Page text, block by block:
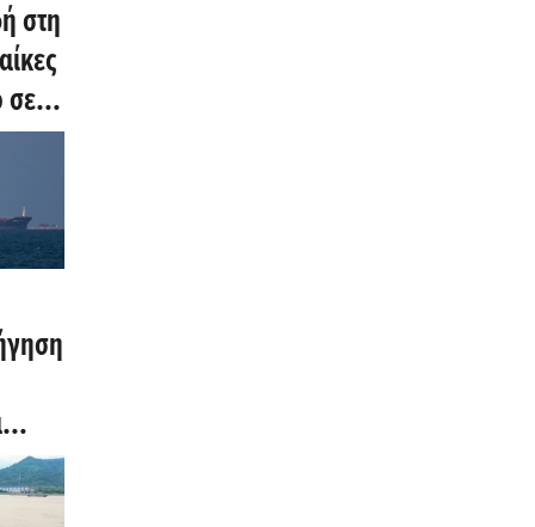
στη
σε
το